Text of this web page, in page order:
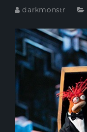
darkmonstr